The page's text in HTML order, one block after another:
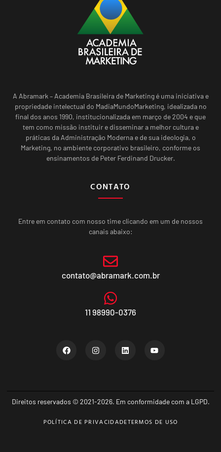
A Abramark – Academia Brasileira de Marketing é uma iniciativa e
propriedade intelectual do MadiaMundoMarketing, idealizada no
final dos anos 1990, institucionalizada em março de 2004 e que
tem como missão instituir e disseminar a melhor cultura e
práticas da Administração Moderna e de sua ideologia, o
Marketing, no ambiente corporativo brasileiro, conforme os
ensinamentos de Peter Ferdinand Drucker.
CONTATO
Entre em contato com nosso time clicando em um de nossos
canais abaixo:
contato@abramark.com.br
11 98990-0376
Direitos reservados © 2021-2026. Em conformidade com a LGPD.
POLÍTICA DE PRIVACIDADETERMOS DE USO